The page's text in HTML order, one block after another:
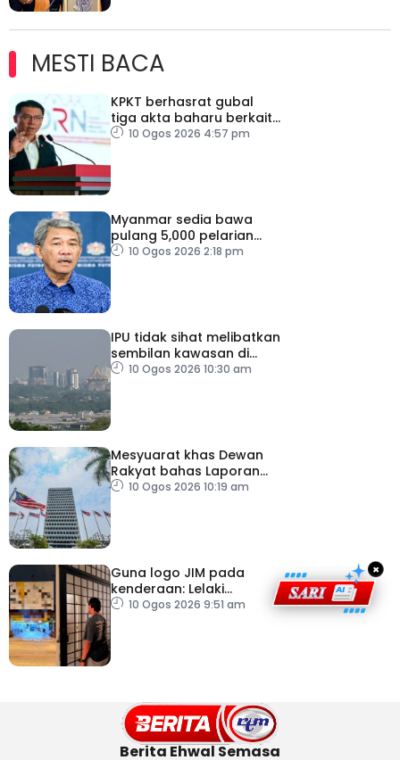
MESTI BACA
KPKT berhasrat gubal
tiga akta baharu berkait
perumahan
10 Ogos 2026 4:57 pm
Myanmar sedia bawa
pulang 5,000 pelarian
guna kapal
10 Ogos 2026 2:18 pm
IPU tidak sihat melibatkan
sembilan kawasan di
Sarawak
10 Ogos 2026 10:30 am
Mesyuarat khas Dewan
Rakyat bahas Laporan
RCI Tabung Haji, esok
10 Ogos 2026 10:19 am
Guna logo JIM pada
kenderaan: Lelaki
Pakistan dicekup
10 Ogos 2026 9:51 am
×
Berita Ehwal Semasa